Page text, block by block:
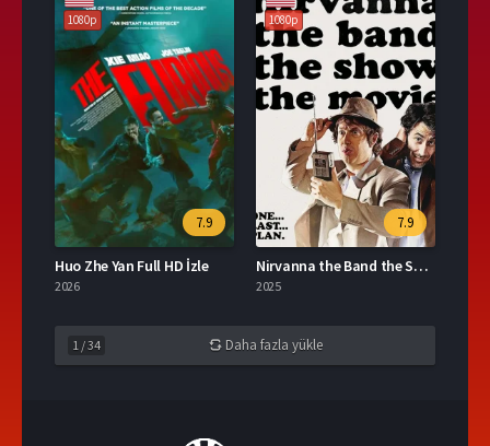
1080p
7.9
Huo Zhe Yan Full HD İzle
2026
1080p
7.9
Nirvanna the Band the Show the Movie Türkçe Dublaj İzle
2025
1 /34 Daha fazla yükle